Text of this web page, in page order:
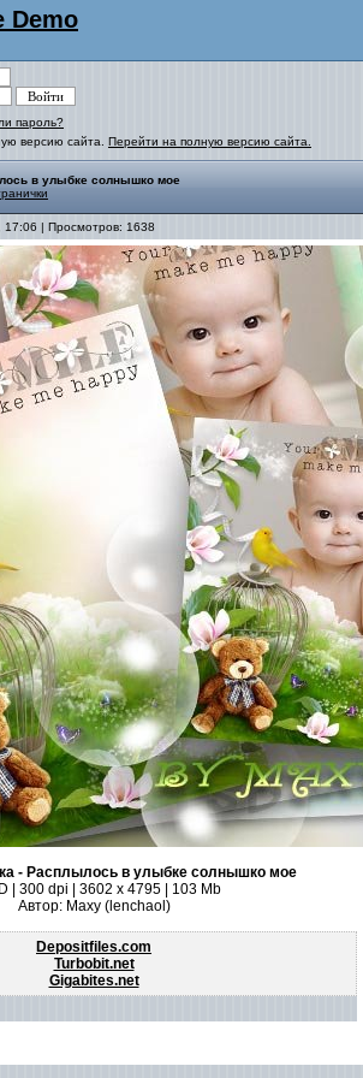
Demo
пароль?
версию сайта. Перейти на полную версию сайта.
в улыбке солнышко мое
17:06 | Просмотров: 1638
- Расплылось в улыбке солнышко мое
| 300 dpi | 3602 x 4795 | 103 Mb
Автор: Maxy (lenchaol)
Depositfiles.com
Turbobit.net
Gigabites.net